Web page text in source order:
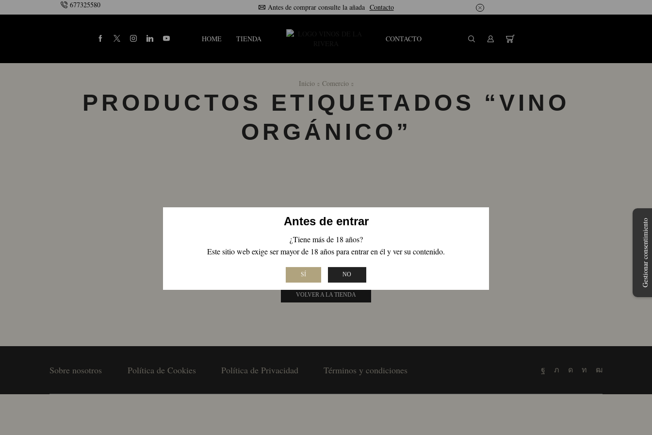
Antes de entrar
¿Tiene más de 18 años?
Este sitio web exige ser mayor de 18 años para entrar en él y ver su contenido.
SÍ NO
677325580 Antes de comprar consulte la añada Contacto
HOME TIENDA CONTACTO
Inicio Comercio
PRODUCTOS ETIQUETADOS “VINO
ORGÁNICO”
NO SE HAN ENCONTRADO PRODUCTOS
Revisa tu escritura o busca de nuevo con términos menos específicos.
VOLVER A LA TIENDA
Sobre nosotros Política de Cookies Política de Privacidad Términos y condiciones Facebook
TwitterInstagram
LinkedinYoutube
Gestionar consentimiento